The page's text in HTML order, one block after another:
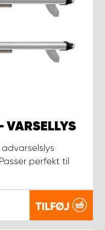
VARSELLYS
perfekt til
TILFØJ